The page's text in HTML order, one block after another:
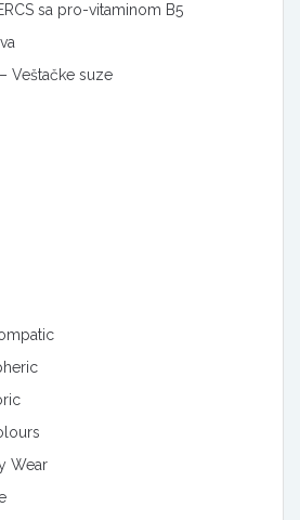
sa pro-vitaminom B5
Veštačke suze
Wear